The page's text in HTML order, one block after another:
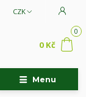
Menu
CZK
0
0 Kč